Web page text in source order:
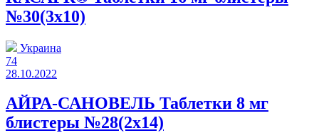
№30(3x10)
Украина
74
28.10.2022
АЙРА-САНОВЕЛЬ Таблетки 8 мг
блистеры №28(2x14)